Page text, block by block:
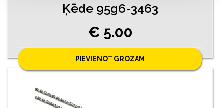
Ķēde 95g6-3463
€ 5.00
PIEVIENOT GROZAM